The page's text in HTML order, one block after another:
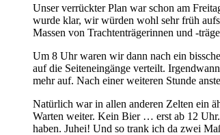
Unser verrückter Plan war schon am
wurde klar, wir würden wohl sehr früh
Massen von Trachtenträgerinnen und -
Um 8 Uhr waren wir dann nach ein
auf die Seiteneingänge verteilt.
mehr auf. Nach einer weiteren Stunde
Natürlich war in allen anderen Zelten ein
Warten weiter. Kein Bier … erst ab 12
haben. Juhei! Und so trank ich da zwei